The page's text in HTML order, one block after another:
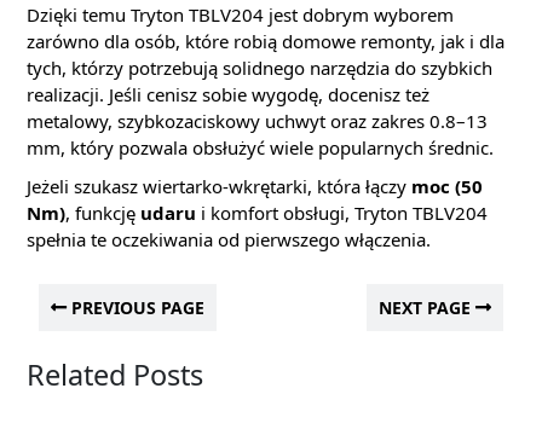
Dzięki temu Tryton TBLV204 jest dobrym wyborem
zarówno dla osób, które robią domowe remonty, jak i dla
tych, którzy potrzebują solidnego narzędzia do szybkich
realizacji. Jeśli cenisz sobie wygodę, docenisz też
metalowy, szybkozaciskowy uchwyt oraz zakres 0.8–13
mm, który pozwala obsłużyć wiele popularnych średnic.
Jeżeli szukasz wiertarko-wkrętarki, która łączy moc (50
Nm), funkcję udaru i komfort obsługi, Tryton TBLV204
spełnia te oczekiwania od pierwszego włączenia.
PREVIOUS PAGE NEXT PAGE
Related Posts